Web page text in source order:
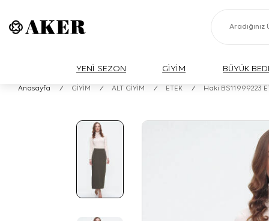
YENİ SEZON GİYİM BÜYÜK
Anasayfa / GİYİM / ALT GİYİM / ETEK / Haki BS11999223